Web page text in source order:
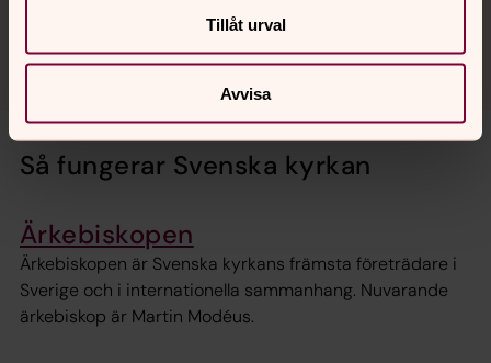
Tillåt urval
Avvisa
Så fungerar Svenska kyrkan
Ärkebiskopen
Ärkebiskopen är Svenska kyrkans främsta företrädare i
Sverige och i internationella sammanhang. Nuvarande
ärkebiskop är Martin Modéus.